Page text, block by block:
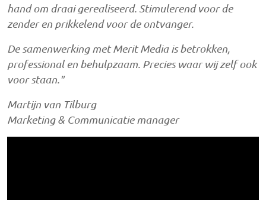
hand om draai gerealiseerd. Stimulerend voor de
zender en prikkelend voor de ontvanger.
De samenwerking met Merit Media is betrokken,
professional en behulpzaam. Precies waar wij zelf ook
voor staan."
Martijn van Tilburg
Marketing & Communicatie manager